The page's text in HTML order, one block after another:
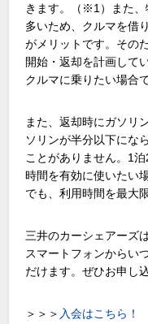
きます。（ ※1 ）また
多いため、クルマを借
がメリットです。その
開始・返却を計画して
クルマに乗りたい場合
また、返却時にガソリ
ソリンが半分以下にな
ことがありません。 1泊
時間を有効に使いたい
でも、利用時間を最大
三井のカーシェアーズ
スマートフォンからい
だけます。ぜひお申し
＞＞＞ 入会はこちら！